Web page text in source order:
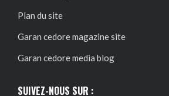
Plan du site
Garan cedore magazine site
Garan cedore media blog
SUIVEZ-NOUS SUR :